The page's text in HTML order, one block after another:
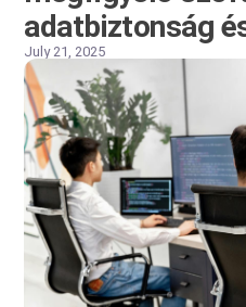
adatbiztonság
July 21, 2025